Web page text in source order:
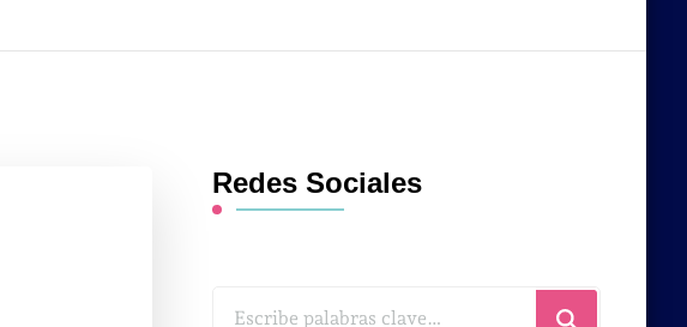
Redes Sociales
¿Buscas